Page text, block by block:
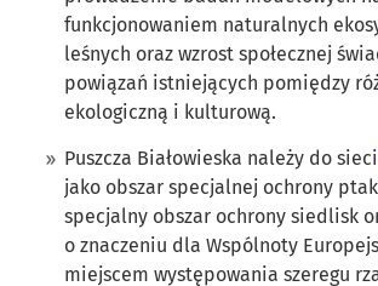
funkcjonowaniem naturalnych
leśnych oraz wzrost społecznej
powiązań istniejących pomiędzy
ekologiczną i kulturową.
Puszcza Białowieska należy do sieci
jako obszar specjalnej ochrony
specjalny obszar ochrony siedlisk
o znaczeniu dla Wspólnoty
miejscem występowania szeregu